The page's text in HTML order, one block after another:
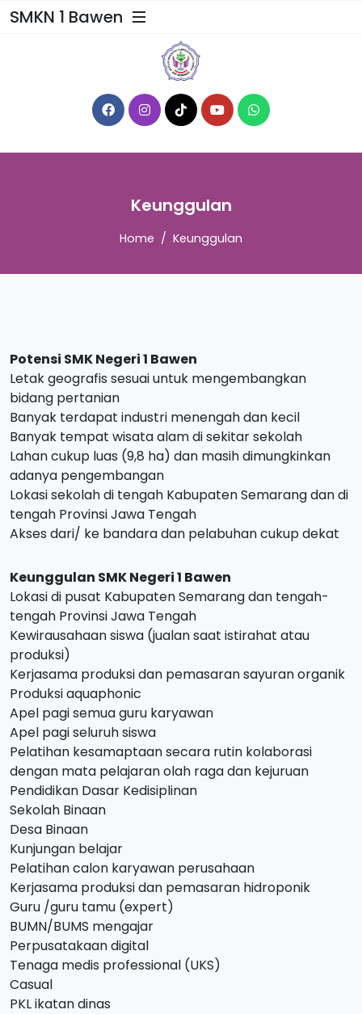
SMKN 1 Bawen
Keunggulan
Home Keunggulan
Potensi SMK Negeri 1 Bawen
Letak geografis sesuai untuk mengembangkan
bidang pertanian
Banyak terdapat industri menengah dan kecil
Banyak tempat wisata alam di sekitar sekolah
Lahan cukup luas (9,8 ha) dan masih dimungkinkan
adanya pengembangan
Lokasi sekolah di tengah Kabupaten Semarang dan di
tengah Provinsi Jawa Tengah
Akses dari/ ke bandara dan pelabuhan cukup dekat
Keunggulan SMK Negeri 1 Bawen
Lokasi di pusat Kabupaten Semarang dan tengah-
tengah Provinsi Jawa Tengah
Kewirausahaan siswa (jualan saat istirahat atau
produksi)
Kerjasama produksi dan pemasaran sayuran organik
Produksi aquaphonic
Apel pagi semua guru karyawan
Apel pagi seluruh siswa
Pelatihan kesamaptaan secara rutin kolaborasi
dengan mata pelajaran olah raga dan kejuruan
Pendidikan Dasar Kedisiplinan
Sekolah Binaan
Desa Binaan
Kunjungan belajar
Pelatihan calon karyawan perusahaan
Kerjasama produksi dan pemasaran hidroponik
Guru /guru tamu (expert)
BUMN/BUMS mengajar
Perpusatakaan digital
Tenaga medis professional (UKS)
Casual
PKL ikatan dinas